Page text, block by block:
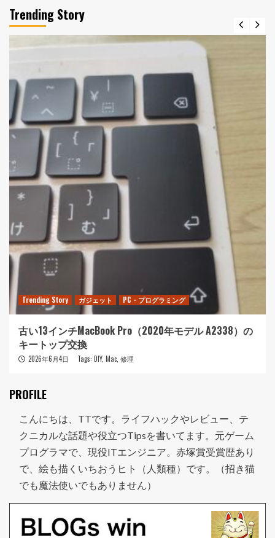
Trending Story
Trending Story ガジェット PC・プログラミング
古い13インチMacBook Pro（2020年モデル A2338）の
キートップ交換
2026年6月4日 Tags: DIY, Mac 修理
PROFILE
こんにちは、TTです。ライフハックやレビュー、テ
クニカルな話題や役立つTipsを書いてます。元ゲーム
プログラマで、現役ITエンジニア。赤塚賞受賞歴あり
で、絵も描くいちおうヒト（人類種）です。（招き猫
でも魔法使いでもありません）